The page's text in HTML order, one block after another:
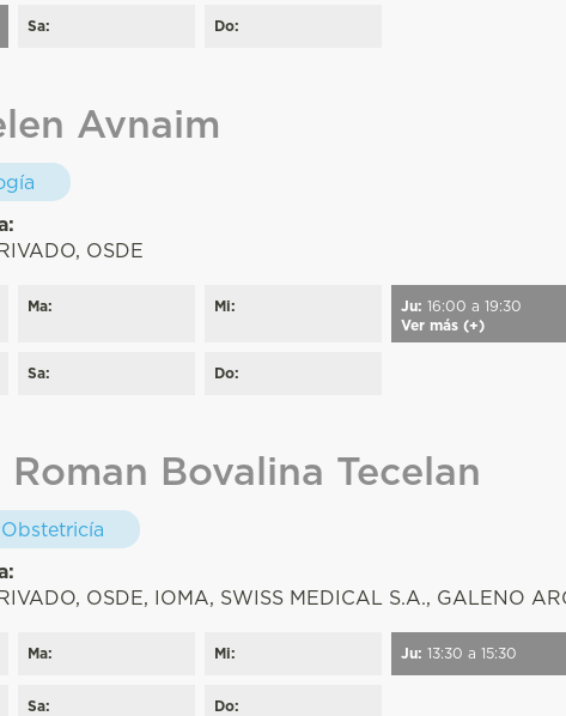
Sa: Do:
Avnaim
OSDE
Ma: Mi: Ju: 16:00 a 19:30
Ver más (+)
Sa: Do:
Bovalina Tecelan
OSDE, IOMA, SWISS MEDICAL S.A., GALENO
Ma: Mi: Ju: 13:30 a 15:30
Sa: Do: